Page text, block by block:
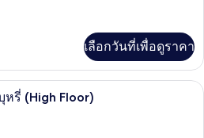
เลือกวันที่เพื่อดูราคา
โต๊ะทำงาน, พื้นที่ทำงานแบบใช้แล็ปท็อ
รี่ (High Floor)